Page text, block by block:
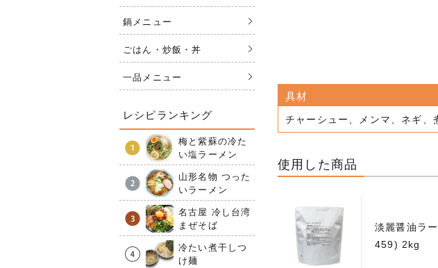
具材
チャーシュー、メンマ、ネギ、
使用した商品
淡麗醤油ラ
459) 2kg
鍋メニュー
ごはん・炒飯・丼
一品メニュー
レシピランキング
梅と紫蘇の冷た
い塩ラーメン
山形名物 つった
いラーメン
名古屋 冷し台湾
まぜそば
冷たい煮干しつ
け麺